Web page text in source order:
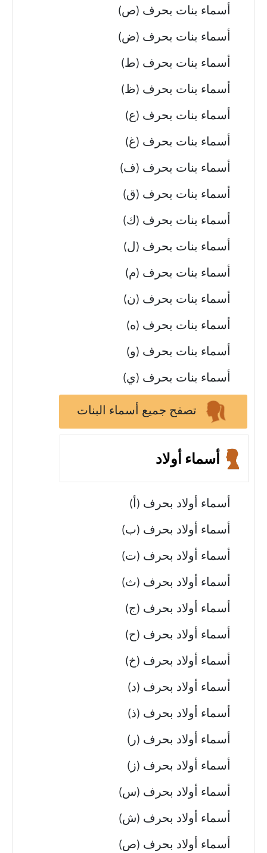
أسماء بنات بحرف (ص)
أسماء بنات بحرف (ض)
أسماء بنات بحرف (ط)
أسماء بنات بحرف (ظ)
أسماء بنات بحرف (ع)
أسماء بنات بحرف (غ)
أسماء بنات بحرف (ف)
أسماء بنات بحرف (ق)
أسماء بنات بحرف (ك)
أسماء بنات بحرف (ل)
أسماء بنات بحرف (م)
أسماء بنات بحرف (ن)
أسماء بنات بحرف (ه)
أسماء بنات بحرف (و)
أسماء بنات بحرف (ي)
تصفح جميع أسماء البنات
أسماء أولاد
أسماء أولاد بحرف (أ)
أسماء أولاد بحرف (ب)
أسماء أولاد بحرف (ت)
أسماء أولاد بحرف (ث)
أسماء أولاد بحرف (ج)
أسماء أولاد بحرف (ح)
أسماء أولاد بحرف (خ)
أسماء أولاد بحرف (د)
أسماء أولاد بحرف (ذ)
أسماء أولاد بحرف (ر)
أسماء أولاد بحرف (ز)
أسماء أولاد بحرف (س)
أسماء أولاد بحرف (ش)
أسماء أولاد بحرف (ص)